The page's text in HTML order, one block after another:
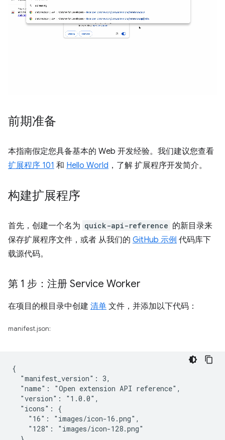
前期准备
本指南假定您具备基本的 Web 开发经验。我们建议您查看
扩展程序 101 和 Hello World ，了解 扩展程序开发简介。
构建扩展程序
首先，创建一个名为 quick-api-reference 的新目录来
保存扩展程序文件，或者 从我们的 GitHub 示例 代码库下
载源代码。
第 1 步：注册 Service Worker
在项目的根目录中创建 清单 文件，并添加以下代码：
manifest.json:
{
  "manifest_version": 3,
  "name": "Open extension API reference",
  "version": "1.0.0",
  "icons": {
    "16": "images/icon-16.png",
    "128": "images/icon-128.png"